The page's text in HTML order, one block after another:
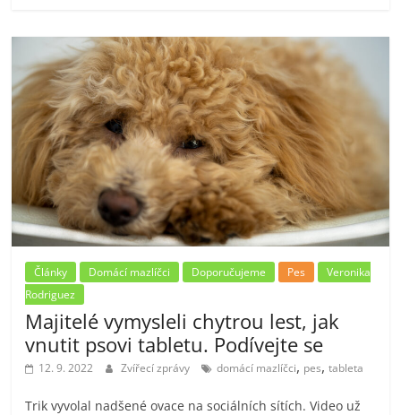
Články Domácí mazlíčci Doporučujeme Pes
Veronika
Rodriguez
Majitelé vymysleli chytrou lest, jak
vnutit psovi tabletu. Podívejte se
12. 9. 2022 Zvířecí zprávy domácí mazlíčci, pes,tableta
Trik vyvolal nadšené ovace na sociálních sítích. Video už